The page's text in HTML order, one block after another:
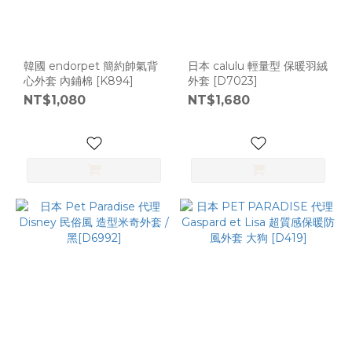
韓國 endorpet 簡約帥氣背
心外套 內鋪棉 [K894]
NT$1,080
日本 calulu 輕量型 保暖羽絨
外套 [D7023]
NT$1,680